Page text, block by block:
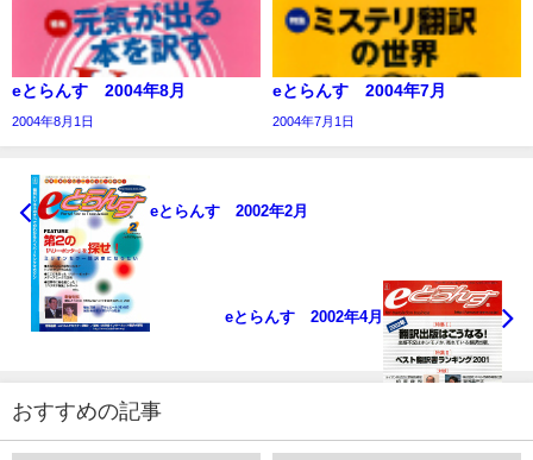
eとらんす 2004年8月
2004年8月1日
eとらんす 2004年7月
2004年7月1日
eとらんす 2002年2月
eとらんす 2002年4月
おすすめの記事